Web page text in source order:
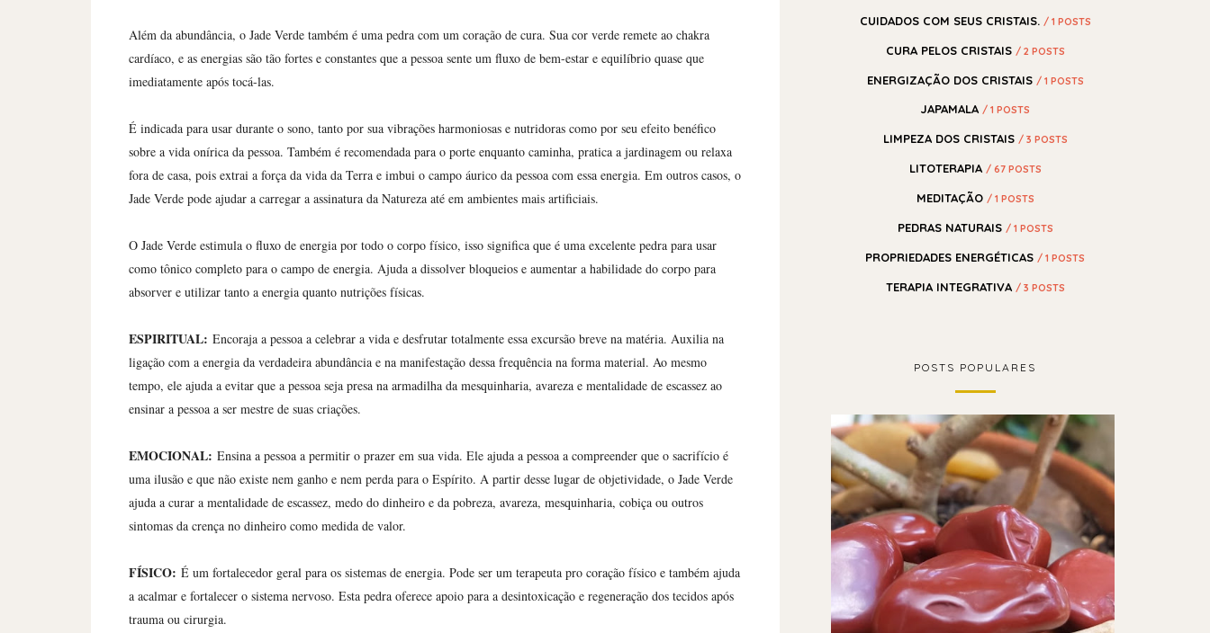
Além da abundância, o Jade Verde também é uma pedra com um coração de cura. Sua cor verde remete ao chakra
cardíaco, e as energias são tão fortes e constantes que a pessoa sente um fluxo de bem-estar e equilíbrio quase que
imediatamente após tocá-las.
É indicada para usar durante o sono, tanto por sua vibrações harmoniosas e nutridoras como por seu efeito benéfico
sobre a vida onírica da pessoa. Também é recomendada para o porte enquanto caminha, pratica a jardinagem ou relaxa
fora de casa, pois extrai a força da vida da Terra e imbui o campo áurico da pessoa com essa energia. Em outros casos, o
Jade Verde pode ajudar a carregar a assinatura da Natureza até em ambientes mais artificiais.
O Jade Verde estimula o fluxo de energia por todo o corpo físico, isso significa que é uma excelente pedra para usar
como tônico completo para o campo de energia. Ajuda a dissolver bloqueios e aumentar a habilidade do corpo para
absorver e utilizar tanto a energia quanto nutrições físicas.
ESPIRITUAL: Encoraja a pessoa a celebrar a vida e desfrutar totalmente essa excursão breve na matéria. Auxilia na
ligação com a energia da verdadeira abundância e na manifestação dessa frequência na forma material. Ao mesmo
tempo, ele ajuda a evitar que a pessoa seja presa na armadilha da mesquinharia, avareza e mentalidade de escassez ao
ensinar a pessoa a ser mestre de suas criações.
EMOCIONAL: Ensina a pessoa a permitir o prazer em sua vida. Ele ajuda a pessoa a compreender que o sacrifício é
uma ilusão e que não existe nem ganho e nem perda para o Espírito. A partir desse lugar de objetividade, o Jade Verde
ajuda a curar a mentalidade de escassez, medo do dinheiro e da pobreza, avareza, mesquinharia, cobiça ou outros
sintomas da crença no dinheiro como medida de valor.
FÍSICO: É um fortalecedor geral para os sistemas de energia. Pode ser um terapeuta pro coração físico e também ajuda
a acalmar e fortalecer o sistema nervoso. Esta pedra oferece apoio para a desintoxicação e regeneração dos tecidos após
trauma ou cirurgia.
CUIDADOS COM SEUS CRISTAIS. / 1 POSTS
CURA PELOS CRISTAIS / 2 POSTS
ENERGIZAÇÃO DOS CRISTAIS / 1 POSTS
JAPAMALA/ 1 POSTS
LIMPEZA DOS CRISTAIS / 3 POSTS
LITOTERAPIA / 67 POSTS
MEDITAÇÃO / 1 POSTS
PEDRAS NATURAIS / 1 POSTS
PROPRIEDADES ENERGÉTICAS / 1 POSTS
TERAPIA INTEGRATIVA / 3 POSTS
POSTS POPULARES